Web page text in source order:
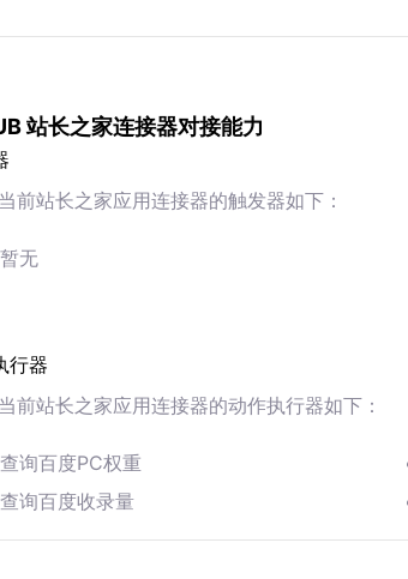
站长之家连接器对接能力
当前站长之家应用连接器的触发器如下：
暂无
行器
当前站长之家应用连接器的动作执行器如下：
查询百度PC权重
查询百度收录量